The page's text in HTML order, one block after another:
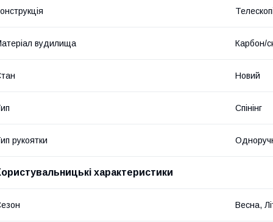
вудилища Карбон/
Новий
Спінінг
рукоятки
характеристики
Весна,